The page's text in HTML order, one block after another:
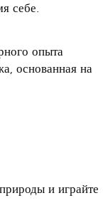
себе.
опыта
основанная на
и играйте